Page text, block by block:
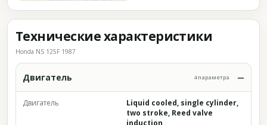
Технические характеристики
Honda NS 125F 1987
Двигатель 4 параметра
Двигатель
Liquid cooled, single cylinder,
two stroke, Reed valve
induction